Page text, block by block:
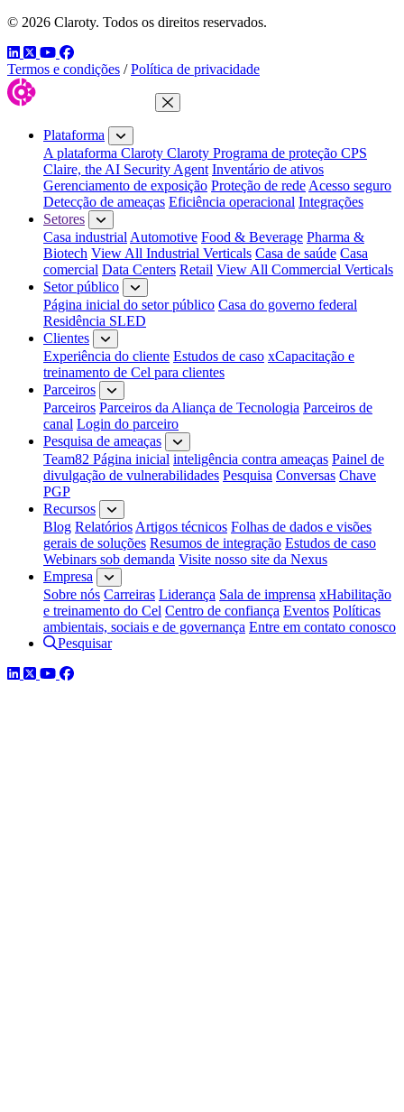
© 2026 Claroty. Todos os direitos reservados.
LinkedIn
TwitterYouTube
Facebook
Termos e condições / Política de privacidade
Fechar menu
Plataforma
A plataforma Claroty Claroty Programa de proteção CPS
Claire, the AI Security Agent Inventário de ativos
Gerenciamento de exposição Proteção de redeAcesso seguro
Detecção de ameaças Eficiência operacional Integrações
Setores
Casa industrialAutomotive Food & Beverage Pharma &
Biotech View All Industrial Verticals Casa de saúde Casa
comercial Data Centers Retail View All Commercial Verticals
Setor público
Página inicial do setor público Casa do governo federal
Residência SLED
Clientes
Experiência do cliente Estudos de caso xCapacitação e
treinamento de Cel para clientes
Parceiros
Parceiros Parceiros da Aliança de Tecnologia Parceiros de
canal Login do parceiro
Pesquisa de ameaças
Team82 Página inicial inteligência contra ameaças Painel de
divulgação de vulnerabilidades Pesquisa Conversas Chave
PGP
Recursos
Blog RelatóriosArtigos técnicos Folhas de dados e visões
gerais de soluções Resumos de integração Estudos de caso
Webinars sob demanda Visite nosso site da Nexus
Empresa
Sobre nós Carreiras Liderança Sala de imprensa xHabilitação
e treinamento do Cel Centro de confiança Eventos Políticas
ambientais, sociais e de governança Entre em contato conosco
Pesquisar
LinkedIn
TwitterYouTube
Facebook